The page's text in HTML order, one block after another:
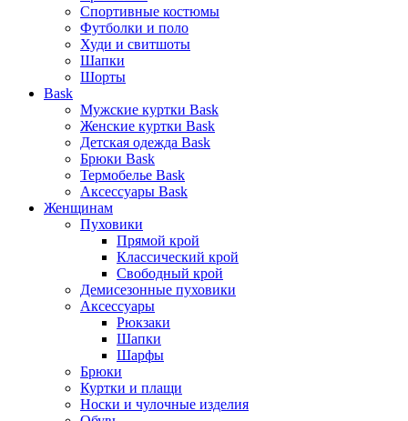
Спортивные костюмы
Футболки и поло
Худи и свитшоты
Шапки
Шорты
Bask
Мужские куртки Bask
Женские куртки Bask
Детская одежда Bask
Брюки Bask
Термобелье Bask
Аксессуары Bask
Женщинам
Пуховики
Прямой крой
Классический крой
Свободный крой
Демисезонные пуховики
Аксессуары
Рюкзаки
Шапки
Шарфы
Брюки
Куртки и плащи
Носки и чулочные изделия